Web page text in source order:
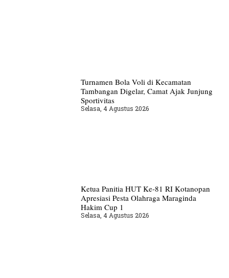
Turnamen Bola Voli di Kecamatan
Tambangan Digelar, Camat Ajak Junjung
Sportivitas
Selasa, 4 Agustus 2026
Ketua Panitia HUT Ke-81 RI Kotanopan
Apresiasi Pesta Olahraga Maraginda
Hakim Cup 1
Selasa, 4 Agustus 2026